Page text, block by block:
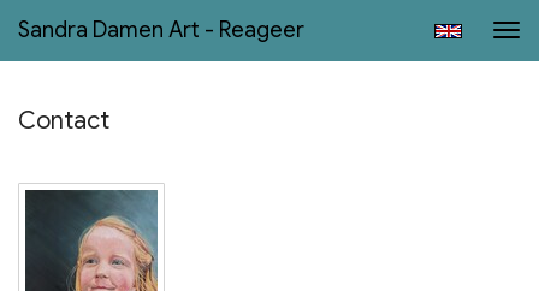
Sandra Damen Art - Reageer
Contact